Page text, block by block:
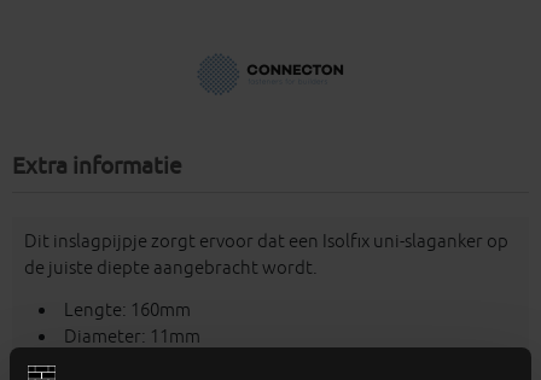
Extra informatie
Dit inslagpijpje zorgt ervoor dat een Isolfix uni-slaganker op
de juiste diepte aangebracht wordt.
Lengte: 160mm
Diameter: 11mm